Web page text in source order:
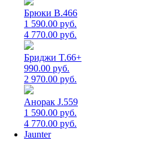
Брюки B.466
1 590.00 руб.
4 770.00 руб.
Бриджи T.66+
990.00 руб.
2 970.00 руб.
Анорак J.559
1 590.00 руб.
4 770.00 руб.
Jaunter